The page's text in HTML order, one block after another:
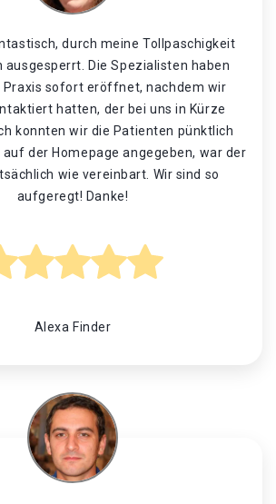
durch meine Tollpaschigkeit
ausgesperrt. Die Spezialisten haben
Praxis sofort eröffnet, nachdem wir
hatten, der bei uns in Kürze
konnten wir die Patienten pünktlich
der Homepage angegeben, war der
wie vereinbart. Wir sind so
aufgeregt! Danke!
Alexa Finder